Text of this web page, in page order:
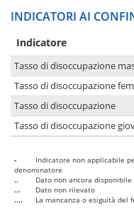
INDICATORI AI
Indicatore
Tasso di disoccupazione
Tasso di disoccupazione
Tasso di disoccupazione
Tasso di disoccupazione
-
Indicatore non applicabile
denominatore
..
Dato non ancora disponibile
...
Dato non rilevato
....
La mancanza o esiguità del